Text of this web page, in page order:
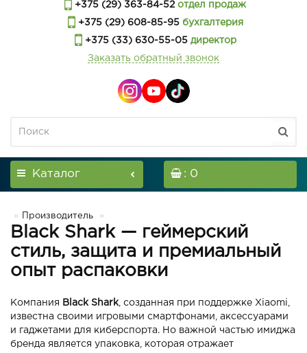
+375 (29) 363-84-52 отдел продаж
+375 (29) 608-85-95бухгалтерия
+375 (33) 630-55-05директор
Заказать обратный звонок
Каталог : 0
Производитель
Black Shark — геймерский
стиль, защита и премиальный
опыт распаковки
Компания Black Shark, созданная при поддержке Xiaomi,
известна своими игровыми смартфонами, аксессуарами
и гаджетами для киберспорта. Но важной частью имиджа
бренда является упаковка, которая отражает